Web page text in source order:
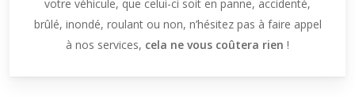
votre véhicule, que celui-ci soit en panne, accidenté,
brûlé, inondé, roulant ou non, n’hésitez pas à faire appel
à nos services, cela ne vous coûtera rien !